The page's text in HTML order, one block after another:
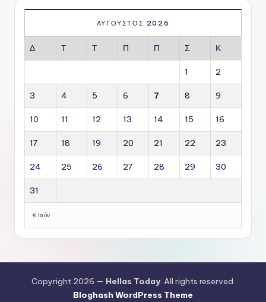
ΑΎΓΟΥΣΤΟΣ 2026
Δ Τ Τ Π Π Σ Κ
1 2
3 4 5 6 7 8 9
10 11 12 13 14 15 16
17 18 19 20 21 22 23
24 25 26 27 28 29 30
31
« Ιούν
Copyright 2026 — Hellas Today. All rights reserved.
Bloghash WordPress Theme